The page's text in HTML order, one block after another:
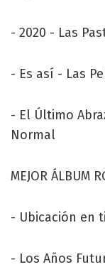
- 2020 - Las
- Es así - Las
- El Último
Normal
MEJOR ÁLBUM
- Ubicación en
- Los Años